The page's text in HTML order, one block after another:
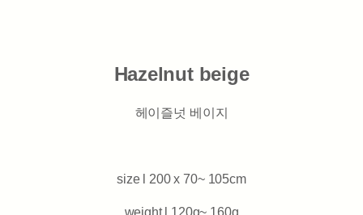
Hazelnut beige
헤이즐넛 베이지
size l 200 x 70~ 105cm
weight l 120g~ 160g